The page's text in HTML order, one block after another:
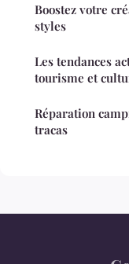
Boostez votre
styles
Les tendances
tourisme et
Réparation
tracas